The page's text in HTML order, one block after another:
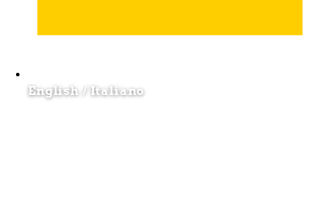
English / Italiano